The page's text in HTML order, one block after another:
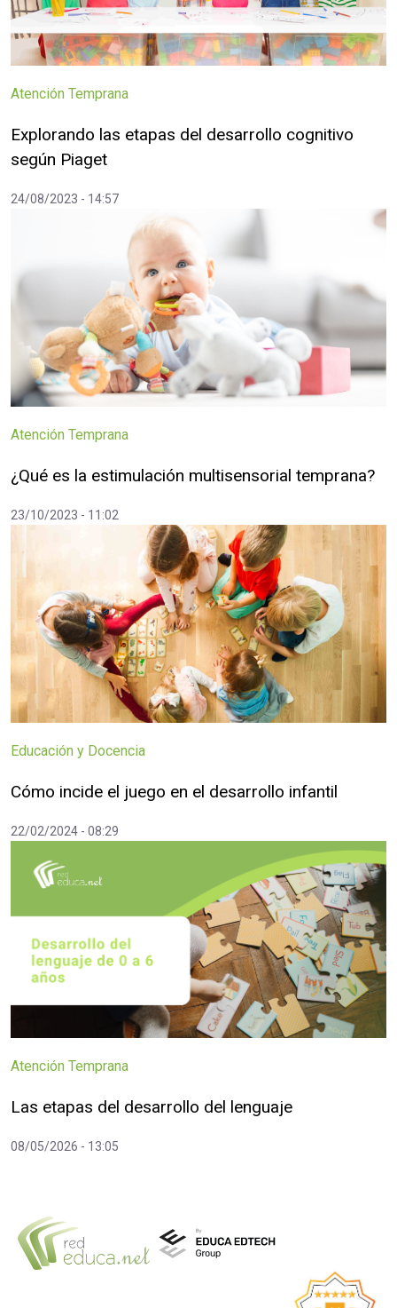
Atención Temprana
Explorando las etapas del desarrollo cognitivo
según Piaget
24/08/2023 - 14:57
Atención Temprana
¿Qué es la estimulación multisensorial temprana?
23/10/2023 - 11:02
Educación y Docencia
Cómo incide el juego en el desarrollo infantil
22/02/2024 - 08:29
Atención Temprana
Las etapas del desarrollo del lenguaje
08/05/2026 - 13:05